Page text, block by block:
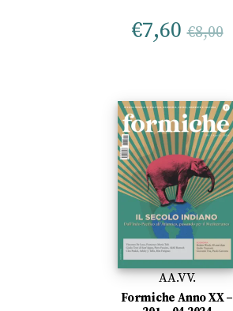
€7,60 €8,00
AA.VV.
Formiche Anno XX –